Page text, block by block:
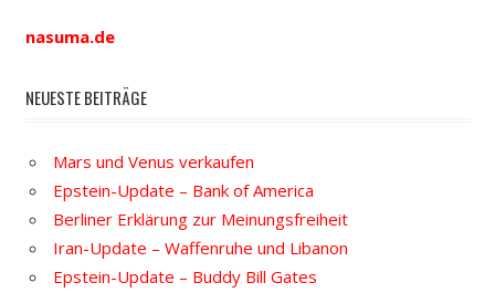
nasuma.de
NEUESTE BEITRÄGE
Mars und Venus verkaufen
Epstein-Update – Bank of America
Berliner Erklärung zur Meinungsfreiheit
Iran-Update – Waffenruhe und Libanon
Epstein-Update – Buddy Bill Gates